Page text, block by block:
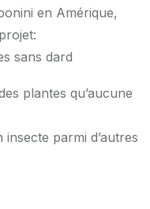
en Amérique,
sans dard
plantes qu’aucune
insecte parmi d’autres